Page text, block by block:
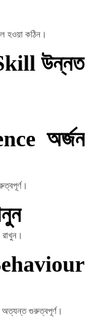
কঠিন।
উন্নত
অর্জন
গুরুত্বপূর্ণ।